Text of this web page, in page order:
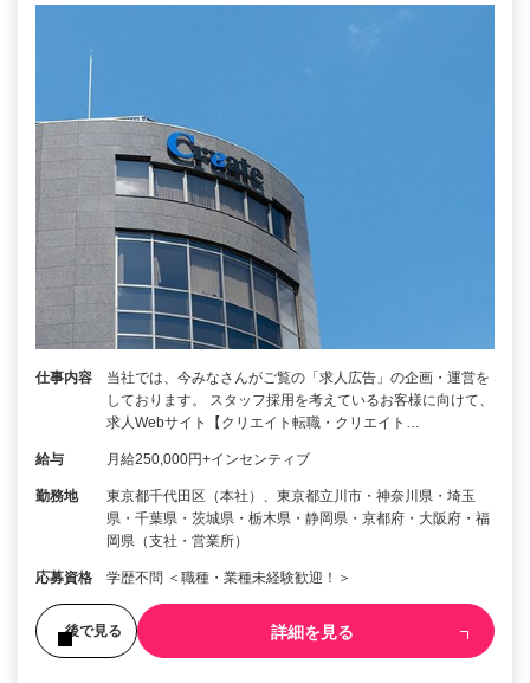
仕事内容
当社では、今みなさんがご覧の「求人広告」の企画・運営を
しております。 スタッフ採用を考えているお客様に向けて、
求人Webサイト【クリエイト転職・クリエイト…
給与 月給250,000円+インセンティブ
勤務地
東京都千代田区（本社）、東京都立川市・神奈川県・埼玉
県・千葉県・茨城県・栃木県・静岡県・京都府・大阪府・福
岡県（支社・営業所）
応募資格 学歴不問 ＜職種・業種未経験歓迎！＞
後で見る 詳細を見る